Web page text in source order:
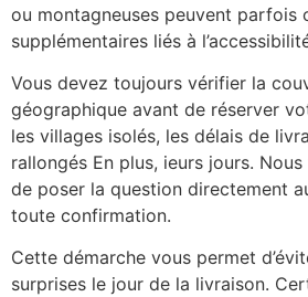
ou montagneuses peuvent parfois
supplémentaires liés à
Vous devez toujours vérifier la
géographique avant de réserver
les villages isolés, les délais de
rallongés En plus, ieurs jours.
de poser la question directement
toute confirmation.
Cette démarche vous permet
surprises le jour de la livraison.